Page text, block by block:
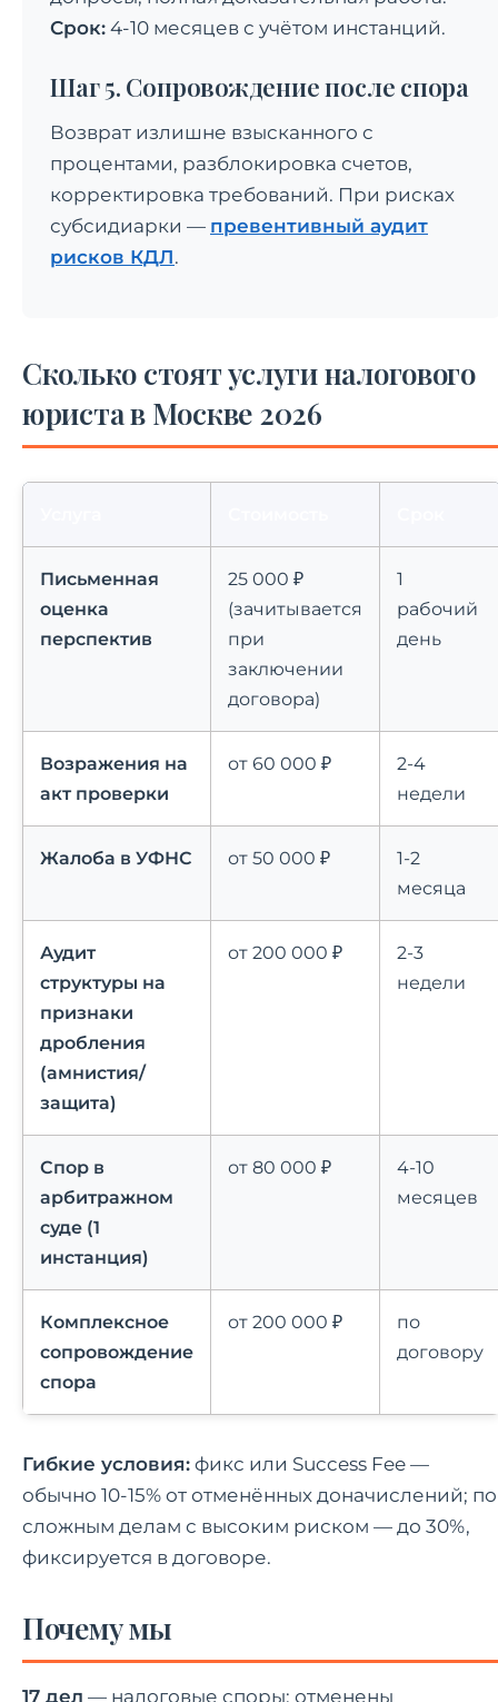
Срок: 4-10 месяцев с учётом инстанций.
Шаг 5. Сопровождение после спора
Возврат излишне взысканного с
процентами, разблокировка счетов,
корректировка требований. При рисках
субсидиарки — превентивный аудит
рисков КДЛ.
Сколько стоят услуги налогового
юриста в Москве 2026
Письменная
оценка
перспектив
25 000 ₽
(зачитывается
при
заключении
договора)
1
рабочий
день
Возражения на
акт проверки
от 60 000 ₽
2-4
недели
Жалоба в УФНС от 50 000 ₽
1-2
месяца
Аудит
структуры на
признаки
дробления
(амнистия/
защита)
от 200 000 ₽
2-3
недели
Спор в
арбитражном
суде (1
инстанция)
от 80 000 ₽
4-10
месяцев
Комплексное
сопровождение
спора
от 200 000 ₽
по
договору
Гибкие условия: фикс или Success Fee —
обычно 10-15% от отменённых доначислений; по
сложным делам с высоким риском — до 30%,
фиксируется в договоре.
Почему мы
17 дел — налоговые споры: отменены